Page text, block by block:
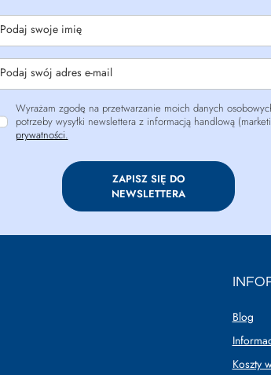
Podaj swoje imię
Podaj swój adres e-mail
Wyrażam zgodę na przetwarzanie moich danych
potrzeby wysyłki newslettera z informacją handlową
prywatności.
ZAPISZ SIĘ DO
NEWSLETTERA
Blog
Koszty